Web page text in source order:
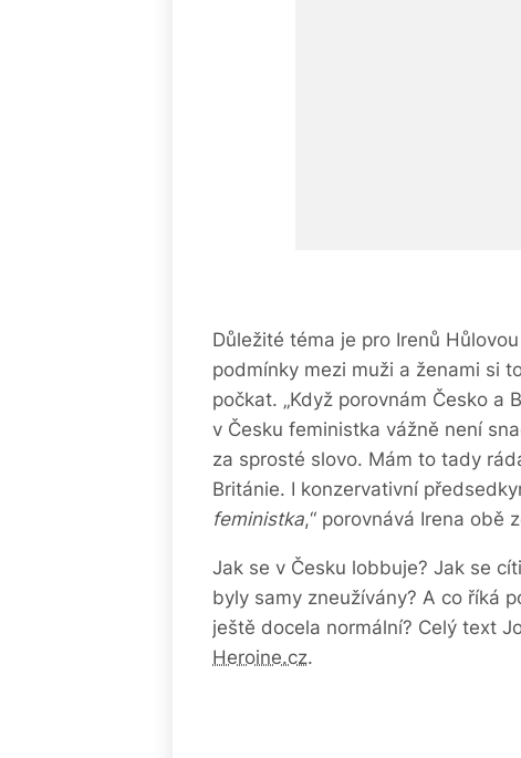
Důležité téma je pro Irenů
podmínky mezi muži a ženami si
počkat. „Když porovnám Česko
v Česku feministka vážně není
za sprosté slovo. Mám to tady
Británie. I konzervativní
feministka,“ porovnává Irena obě
Jak se v Česku lobbuje? Jak se
byly samy zneužívány? A co říká
ještě docela normální? Celý text
Heroine.cz.